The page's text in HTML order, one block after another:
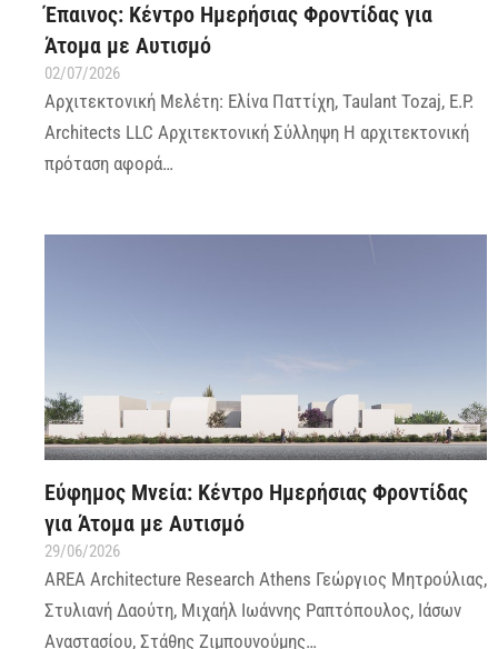
Έπαινος: Κέντρο Ημερήσιας Φροντίδας για
Άτομα με Αυτισμό
02/07/2026
Αρχιτεκτονική Μελέτη: Ελίνα Παττίχη, Taulant Tozaj, E.P.
Architects LLC Αρχιτεκτονική Σύλληψη Η αρχιτεκτονική
πρόταση αφορά…
Εύφημος Μνεία: Κέντρο Ημερήσιας Φροντίδας
για Άτομα με Αυτισμό
29/06/2026
AREA Architecture Research Athens Γεώργιος Μητρούλιας,
Στυλιανή Δαούτη, Μιχαήλ Ιωάννης Ραπτόπουλος, Ιάσων
Αναστασίου, Στάθης Ζιμπουνούμης…